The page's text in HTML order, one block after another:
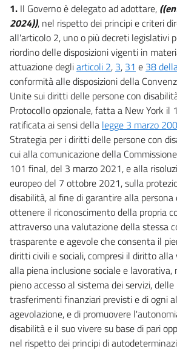
1. Il Governo è delegato ad adottare,
2024)), nel rispetto dei principi e criteri
all'articolo 2, uno o più decreti legislativi
riordino delle disposizioni vigenti in
attuazione degliarticoli 2, 3, 31 e 38
conformità alle disposizioni della
Unite sui diritti delle persone con
Protocollo opzionale, fatta a New York il
ratificata ai sensi della legge 3 marzo
Strategia per i diritti delle persone con
cui alla comunicazione della
101 final, del 3 marzo 2021, e alla
europeo del 7 ottobre 2021, sulla
disabilità, al fine di garantire alla persona
ottenere il riconoscimento della propria
attraverso una valutazione della stessa
trasparente e agevole che consenta il
diritti civili e sociali, compresi il diritto
alla piena inclusione sociale e
pieno accesso al sistema dei servizi,
trasferimenti finanziari previsti e di ogni
agevolazione, e di promuovere
disabilità e il suo vivere su base di pari
nel rispetto dei principi di